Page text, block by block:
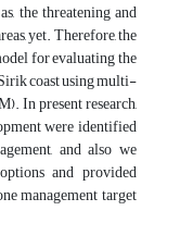
the threatening and
yet. Therefore, the
for evaluating the
coast using multi-
In present research,
were identified
and also we
and provided
management target